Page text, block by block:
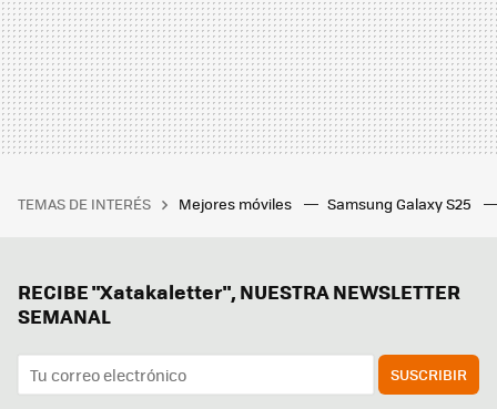
TEMAS DE INTERÉS Mejores móviles Samsung Galaxy S25
RECIBE "Xatakaletter", NUESTRA NEWSLETTER
SEMANAL
SUSCRIBIR